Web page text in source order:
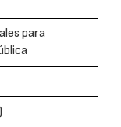
para